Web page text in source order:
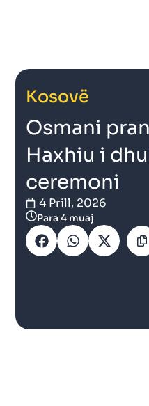
Kosovë
Osmani
Haxhiu i
ceremoni
4 Prill, 2026
Para 4 muaj